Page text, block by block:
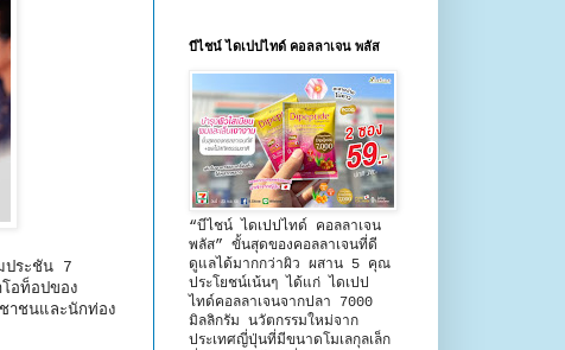
ประชัน 7
อท็อปของ
าชนและนักท่อง
บีไชน์ ไดเปปไทด์ คอลลาเจน พลัส
“บีไชน์ ไดเปปไทด์ คอลลาเจน
พลัส” ขั้นสุดของคอลลาเจนที่ดี
ดูแลได้มากกว่าผิว ผสาน 5 คุณ
ประโยชน์เน้นๆ ได้แก่ ไดเปป
ไทด์คอลลาเจนจากปลา 7000
มิลลิกรัม นวัตกรรมใหม่จาก
ประเทศญี่ปุ่นที่มีขนาดโมเลกุลเล็ก